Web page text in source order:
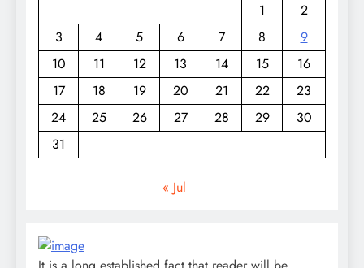
1
2
3
4 5 6 7 8
9
10
11 12 13 14 15
16
17
18 19 20 21 22
23
24
25 26 27 28 29
30
31
« Jul